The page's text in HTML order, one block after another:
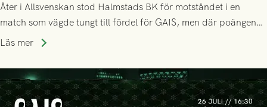
Åter i Allsvenskan stod Halmstads BK för motståndet i en
match som vägde tungt till fördel för GAIS, men där poängen
delades efter dramatik på tilläggstid.
Läs mer